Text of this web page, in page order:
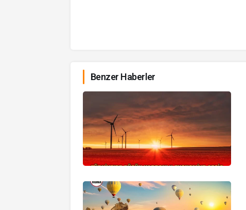
Benzer Haberler